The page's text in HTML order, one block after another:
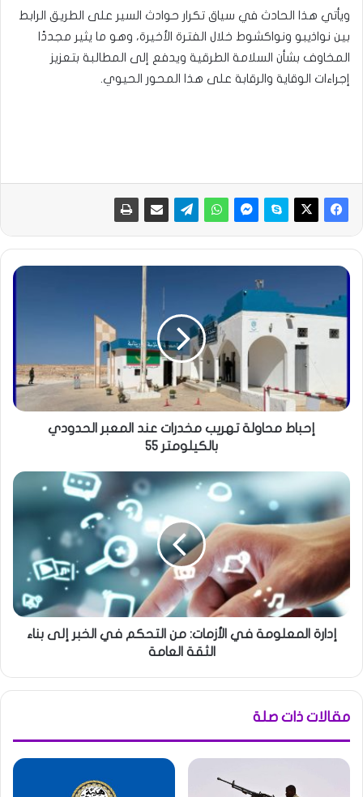
ويأتي هذا الحادث في سياق تكرار حوادث السير على الطريق الرابط
بين نواذيبو ونواكشوط خلال الفترة الأخيرة، وهو ما يثير مجددًا
المخاوف بشأن السلامة الطرقية ويدفع إلى المطالبة بتعزيز
إجراءات الوقاية والرقابة على هذا المحور الحيوي.
إحباط محاولة تهريب مخدرات عند المعبر الحدودي
بالكيلومتر 55
إدارة المعلومة في الأزمات: من التحكم في الخبر إلى بناء
الثقة العامة
مقالات ذات صلة